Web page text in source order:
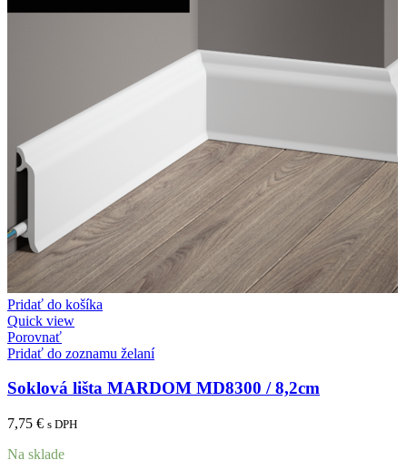
Pridať do košíka
Quick view
Porovnať
Pridať do zoznamu želaní
Soklová lišta MARDOM MD8300 / 8,2cm
7,75 € s DPH
Na sklade